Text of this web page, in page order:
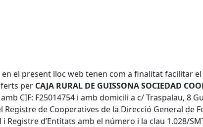
el present lloc web tenen com a finalitat facilitar
per CAJA RURAL DE GUISSONA SOCIEDAD
CIF: F25014754 i amb domicili a c/ Traspalau, 8
Registre de Cooperatives de la Direcció General de
d’Entitats amb el número i la clau 1.028/